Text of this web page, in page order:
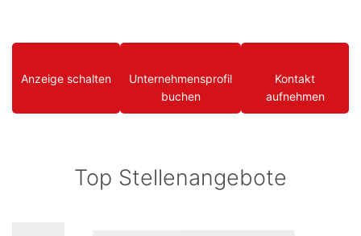
Anzeige schalten
Unternehmensprofil
buchen
Kontakt
aufnehmen
Top Stellenangebote